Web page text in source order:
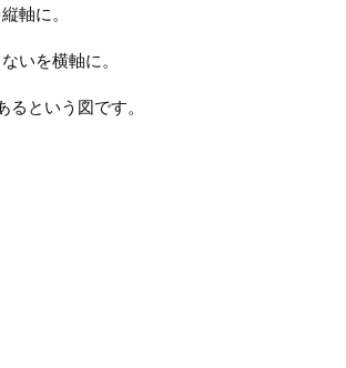
軸に。
いを横軸に。
るという図です。